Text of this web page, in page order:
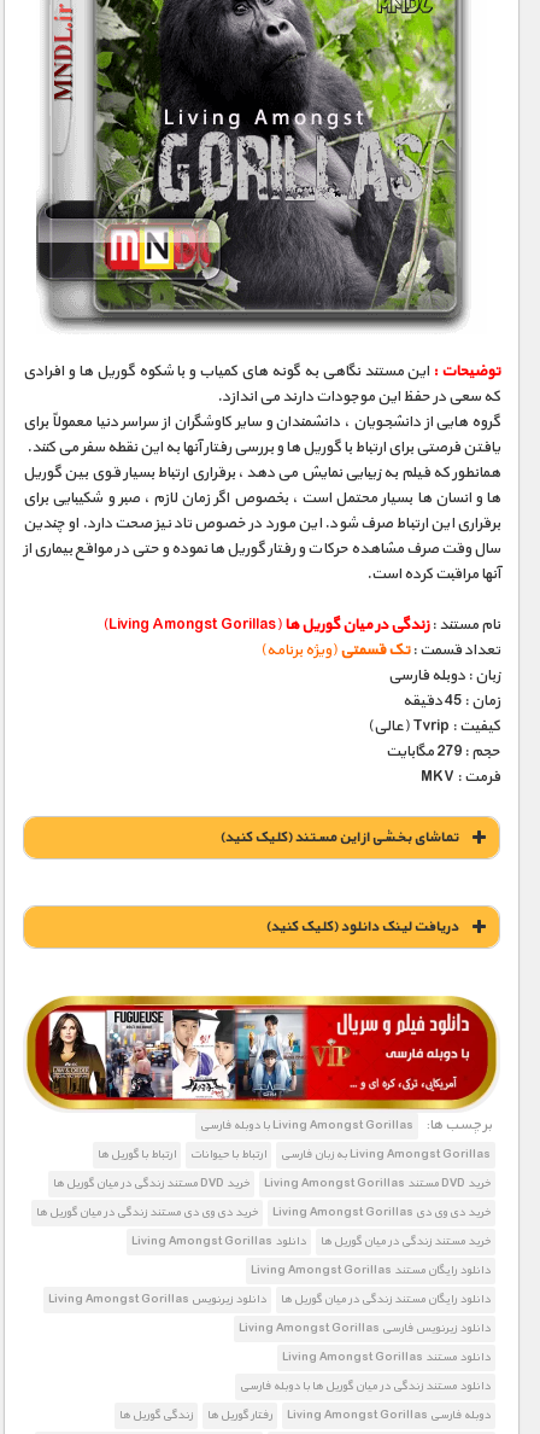
فرهنگ / هنر
کیهان / نجوم
گردشگری
ماورایی
مسابقات / ورزشی
مستند های اختصاصی
توضیحات : این مستند نگاهی به گونه های کمیاب و با شکوه گوریل ها و افرادی
که سعی در حفظ این موجودات دارند می اندازد.
گروه هایی از دانشجویان ، دانشمندان و سایر کاوشگران از سراسر دنیا معمولاً برای
یافتن فرصتی برای ارتباط با گوریل ها و بررسی رفتار آنها به این نقطه سفر می کنند.
همانطور که فیلم به زیبایی نمایش می دهد ، برقراری ارتباط بسیار قوی بین گوریل
ها و انسان ها بسیار محتمل است ، بخصوص اگر زمان لازم ، صبر و شکیبایی برای
برقراری این ارتباط صرف شود. این مورد در خصوص تاد نیز صحت دارد. او چندین
سال وقت صرف مشاهده حرکات و رفتار گوریل ها نموده و حتی در مواقع بیماری از
آنها مراقبت کرده است.
نام مستند :زندگی در میان گوریل ها(Living Amongst Gorillas)
تعداد قسمت :تک قسمتی(ویژه برنامه)
زبان : دوبله فارسی
زمان : 45 دقیقه
کیفیت : Tvrip (عالی)
حجم : 279 مگابایت
فرمت : MKV
تماشای بخشی از این مستند (کلیک کنید)
دریافت لينک دانلود (کليک کنيد)
1900 تومان – خريد لينک دانلود (افزودن به سبد خريد)
برچسب ها:
Living Amongst Gorillas با دوبله فارسی
Living Amongst Gorillas به زبان فارسی
ارتباط با حیوانات
ارتباط با گوریل ها
خرید DVD مستند Living Amongst Gorillas
خرید DVD مستند زندگی در میان گوریل ها
خرید دی وی دی Living Amongst Gorillas
خرید دی وی دی مستند زندگی در میان گوریل ها
خرید مستند زندگی در میان گوریل ها
دانلود Living Amongst Gorillas
دانلود رایگان مستند Living Amongst Gorillas
دانلود رایگان مستند زندگی در میان گوریل ها
دانلود زیرنویس Living Amongst Gorillas
دانلود زیرنویس فارسی Living Amongst Gorillas
دانلود مستند Living Amongst Gorillas
دانلود مستند زندگی در میان گوریل ها با دوبله فارسی
دوبله فارسی Living Amongst Gorillas
رفتار گوریل ها
زندگی گوریل ها